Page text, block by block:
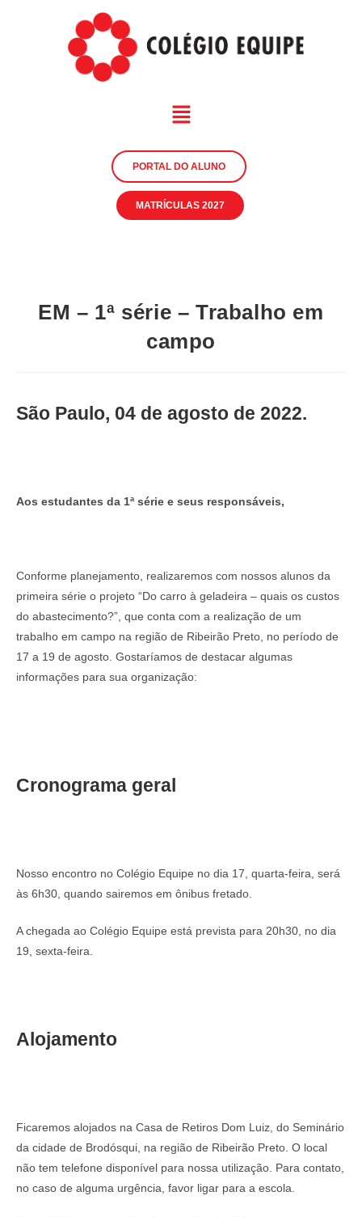
PORTAL DO ALUNO
MATRÍCULAS 2027
EM – 1ª série – Trabalho em
campo
São Paulo, 04 de agosto de 2022.
Aos estudantes da 1ª série e seus responsáveis,
Conforme planejamento, realizaremos com nossos alunos da
primeira série o projeto “Do carro à geladeira – quais os custos
do abastecimento?”, que conta com a realização de um
trabalho em campo na região de Ribeirão Preto, no período de
17 a 19 de agosto. Gostaríamos de destacar algumas
informações para sua organização:
Cronograma geral
Nosso encontro no Colégio Equipe no dia 17, quarta-feira, será
às 6h30, quando sairemos em ônibus fretado.
A chegada ao Colégio Equipe está prevista para 20h30, no dia
19, sexta-feira.
Alojamento
Ficaremos alojados na Casa de Retiros Dom Luiz, do Seminário
da cidade de Brodósqui, na região de Ribeirão Preto. O local
não tem telefone disponível para nossa utilização. Para contato,
no caso de alguma urgência, favor ligar para a escola.